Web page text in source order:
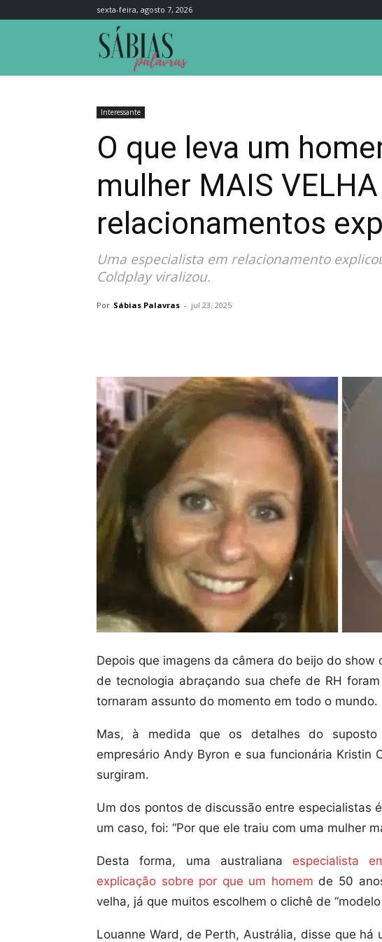
sexta-feira, agosto 7, 2026
Interessante
O que leva um
mulher MAIS
relacionamentos
Uma especialista em relacionamento
Coldplay viralizou.
Por Sábias Palavras - jul 23, 2025
Depois que imagens da câmera do beijo do show
de tecnologia abraçando sua chefe de RH
tornaram assunto do momento em todo o mundo.
Mas, à medida que os detalhes do suposto
empresário Andy Byron e sua funcionária Kristin
surgiram.
Um dos pontos de discussão entre especialistas
um caso, foi: “Por que ele traiu com uma mulher
Desta forma, uma australiana especialista
explicação sobre por que um homem de 50
velha, já que muitos escolhem o clichê de “modelo
Louanne Ward, de Perth, Austrália, disse que há